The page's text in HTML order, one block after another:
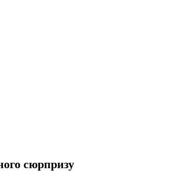
сюрпризу